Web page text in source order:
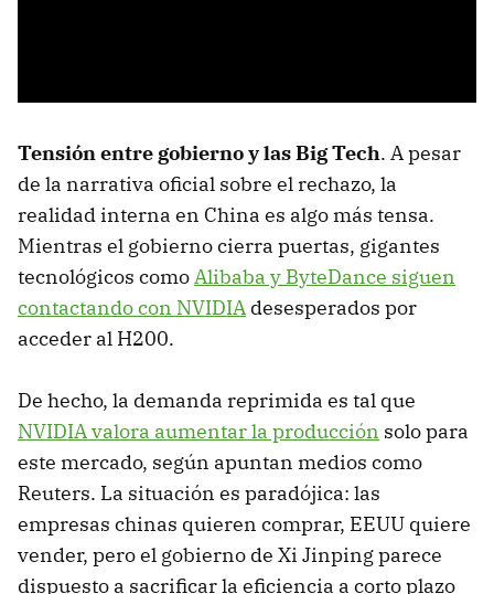
Tensión entre gobierno y las Big Tech. A pesar
de la narrativa oficial sobre el rechazo, la
realidad interna en China es algo más tensa.
Mientras el gobierno cierra puertas, gigantes
tecnológicos comoAlibaba y ByteDance siguen
contactando con NVIDIA desesperados por
acceder al H200.
De hecho, la demanda reprimida es tal que
NVIDIA valora aumentar la producción solo para
este mercado, según apuntan medios como
Reuters. La situación es paradójica: las
empresas chinas quieren comprar, EEUU quiere
vender, pero el gobierno de Xi Jinping parece
dispuesto a sacrificar la eficiencia a corto plazo